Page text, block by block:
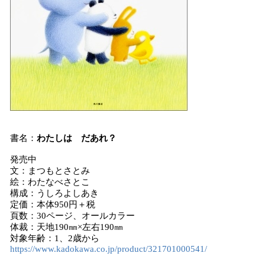
書名： わたしは だあれ？
発売中
文：まつもとさとみ
絵：わたなべさとこ
構成：うしろよしあき
定価：本体950円＋税
頁数：30ページ、オールカラー
体裁：天地190㎜×左右190㎜
対象年齢：1、2歳から
https://www.kadokawa.co.jp/product/321701000541/